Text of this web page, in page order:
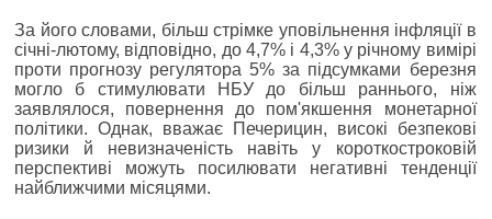
За його словами, більш стрімке уповільнення інфляції в
січні-лютому, відповідно, до 4,7% і 4,3% у річному вимірі
проти прогнозу регулятора 5% за підсумками березня
могло б стимулювати НБУ до більш раннього, ніж
заявлялося, повернення до пом'якшення монетарної
політики. Однак, вважає Печерицин, високі безпекові
ризики й невизначеність навіть у короткостроковій
перспективі можуть посилювати негативні тенденції
найближчими місяцями.